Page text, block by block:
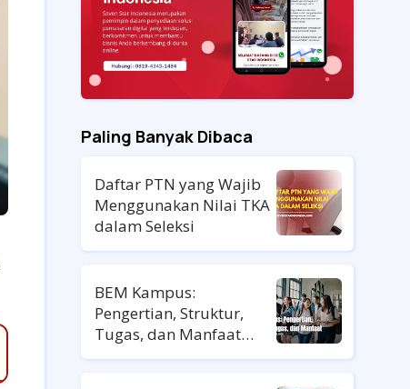
Paling Banyak Dibaca
Daftar PTN yang Wajib
Menggunakan Nilai TKA
dalam Seleksi
BEM Kampus:
Pengertian, Struktur,
Tugas, dan Manfaat
untuk Mahasiswa